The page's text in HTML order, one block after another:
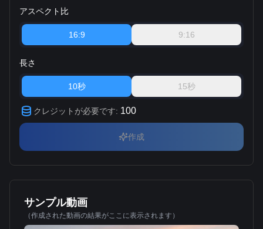
アスペクト比
16:9 9:16
長さ
10秒 15秒
クレジットが必要です: 100
作成
サンプル動画
（作成された動画の結果がここに表示されます）